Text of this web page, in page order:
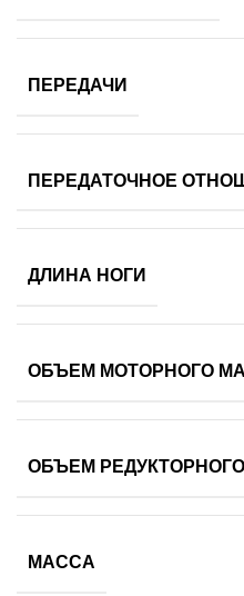
ПЕРЕДАЧИ
ПЕРЕДАТОЧНОЕ
ДЛИНА НОГИ
ОБЪЕМ МОТОРНОГО
ОБЪЕМ
МАССА